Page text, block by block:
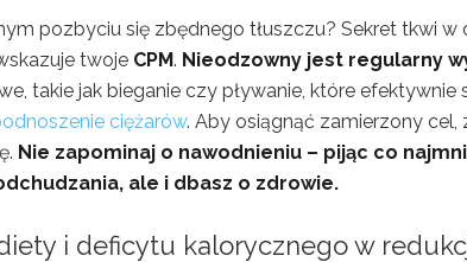
pozbyciu się zbędnego tłuszczu? Sekret tkwi
twoje CPM. Nieodzowny jest regularny
takie jak bieganie czy pływanie, które efektywnie
ciężarów. Aby osiągnąć zamierzony
Nie zapominaj o nawodnieniu – pijąc co
ale i dbasz o zdrowie.
i deficytu kalorycznego w